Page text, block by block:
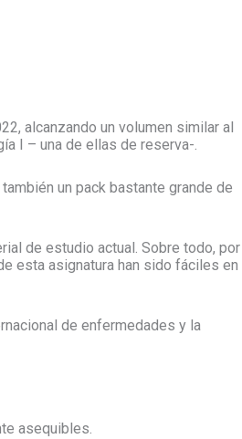
alcanzando un volumen similar al
I – una de ellas de reserva-.
un pack bastante grande de
de estudio actual. Sobre todo, por
esta asignatura han sido fáciles en
de enfermedades y la
asequibles.